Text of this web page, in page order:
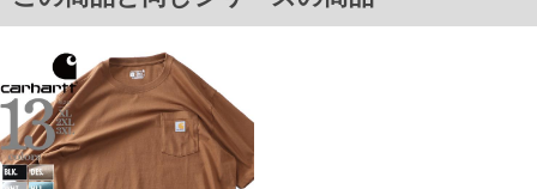
■サイズ表
XL/57/28/136/79
2XL/60/30/146/81
3XL/64/31/150/84
単位はcm
※【返品交換について】
返品交換希望の方は、商品到着後1週間以内にご連絡ください。